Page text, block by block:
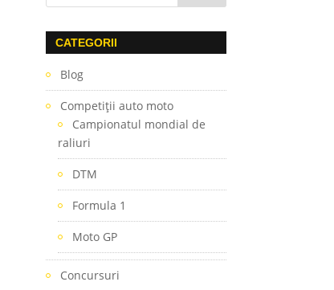
CATEGORII
Blog
Competiţii auto moto
Campionatul mondial de
raliuri
DTM
Formula 1
Moto GP
Concursuri